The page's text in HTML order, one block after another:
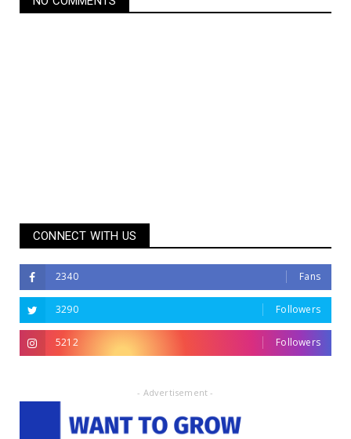
CONNECT WITH US
2340 Fans
3290 Followers
5212 Followers
- Advertisement -